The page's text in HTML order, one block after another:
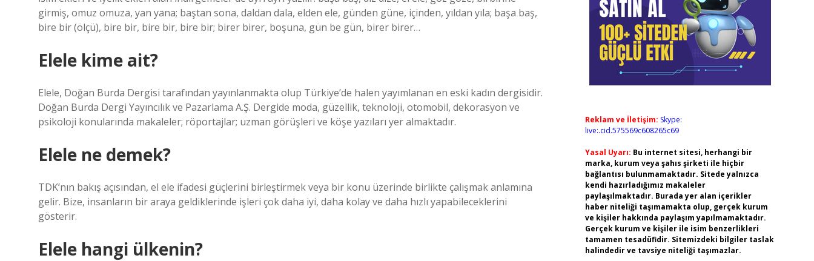
girmiş, omuz omuza, yan yana; baştan sona, daldan dala, elden ele, günden güne, içinden, yıldan yıla; başa baş,
bire bir (ölçü), bire bir, bire bir, bire bir; birer birer, boşuna, gün be gün, birer birer…
Elele kime ait?
Elele, Doğan Burda Dergisi tarafından yayınlanmakta olup Türkiye’de halen yayımlanan en eski kadın dergisidir.
Doğan Burda Dergi Yayıncılık ve Pazarlama A.Ş. Dergide moda, güzellik, teknoloji, otomobil, dekorasyon ve
psikoloji konularında makaleler; röportajlar; uzman görüşleri ve köşe yazıları yer almaktadır.
Elele ne demek?
TDK’nın bakış açısından, el ele ifadesi güçlerini birleştirmek veya bir konu üzerinde birlikte çalışmak anlamına
gelir. Bize, insanların bir araya geldiklerinde işleri çok daha iyi, daha kolay ve daha hızlı yapabileceklerini
gösterir.
Elele hangi ülkenin?
Reklam ve İletişim: Skype:
live:.cid.575569c608265c69
Yasal Uyarı: Bu internet sitesi, herhangi bir
marka, kurum veya şahıs şirketi ile hiçbir
bağlantısı bulunmamaktadır. Sitede yalnızca
kendi hazırladığımız makaleler
paylaşılmaktadır. Burada yer alan içerikler
haber niteliği taşımamakta olup, gerçek kurum
ve kişiler hakkında paylaşım yapılmamaktadır.
Gerçek kurum ve kişiler ile isim benzerlikleri
tamamen tesadüfidir. Sitemizdeki bilgiler taslak
halindedir ve tavsiye niteliği taşımazlar.